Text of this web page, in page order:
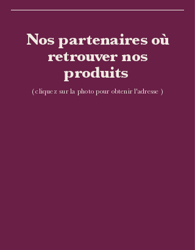
Nos partenaires où
retrouver nos
produits
(cliquez sur la photo pour obtenir l'adresse )